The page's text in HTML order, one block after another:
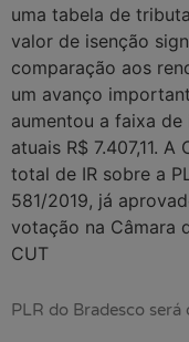
uma tabela de
valor de isenção
comparação aos
um avanço
aumentou a faixa de
atuais R$ 7.407,11.
total de IR sobre a
581/2019, já
votação na Câmara
CUT
PLR do Bradesco